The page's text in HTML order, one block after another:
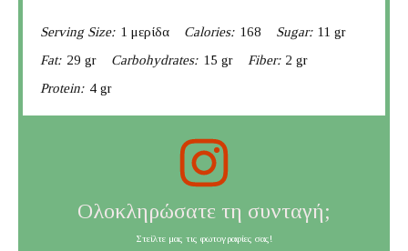
Serving Size: 1 μερίδα Calories: 168 Sugar: 11 gr
Fat: 29 gr Carbohydrates: 15 gr Fiber: 2 gr
Protein: 4 gr
Ολοκληρώσατε τη συνταγή;
Στείλτε μας τις φωτογραφίες σας!